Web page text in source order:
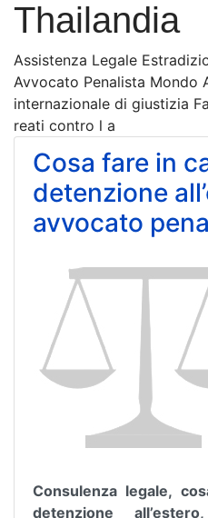
Thailandia
Assistenza Legale
Avvocato Penalista Mondo
internazionale di giustizia
reati contro l a
Cosa fare in
detenzione
avvocato
Consulenza legale,
detenzione